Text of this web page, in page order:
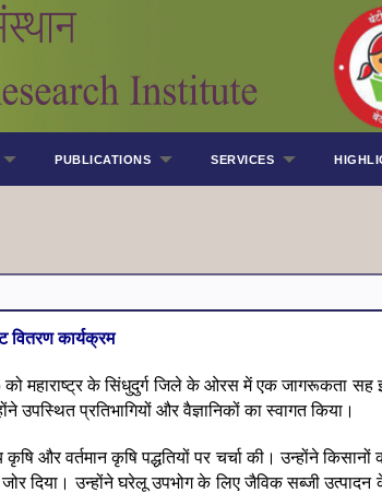
PUBLICATIONS SERVICES
वितरण कार्यक्रम
महाराष्ट्र के सिंधुदुर्ग जिले के ओरस में एक जागरूकता सह
प्रतिभागियों और वैज्ञानिकों का स्वागत किया।
और वर्तमान कृषि पद्धतियों पर चर्चा की। उन्होंने किसानों
दिया। उन्होंने घरेलू उपभोग के लिए जैविक सब्जी उत्पादन